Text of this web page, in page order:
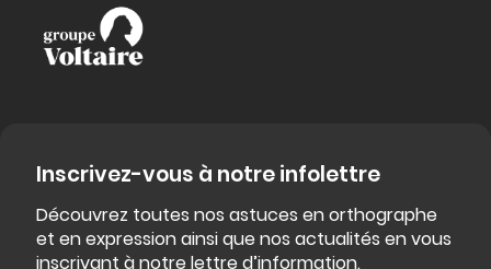
Inscrivez-vous à notre infolettre
Découvrez toutes nos astuces en orthographe
et en expression ainsi que nos actualités en vous
inscrivant à notre lettre d’information.